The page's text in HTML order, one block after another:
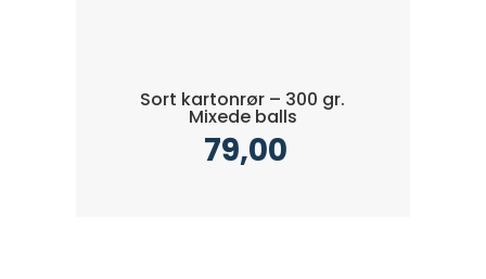
Sort kartonrør – 300 gr.
Mixede balls
79,00